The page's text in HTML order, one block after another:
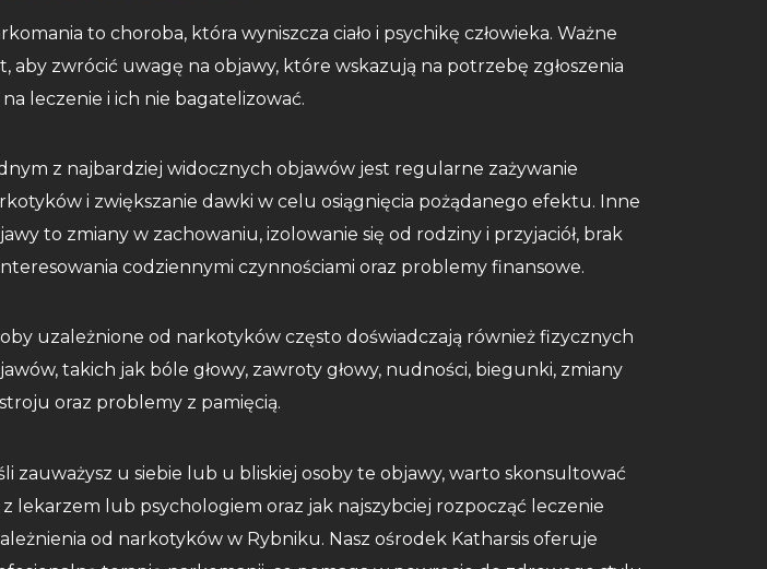
to choroba, która wyniszcza ciało i psychikę człowieka. Ważne
aby zwrócić uwagę na objawy, które wskazują na potrzebę zgłoszenia
na leczenie i ich nie bagatelizować.
z najbardziej widocznych objawów jest regularne zażywanie
i zwiększanie dawki w celu osiągnięcia pożądanego efektu. Inne
to zmiany w zachowaniu, izolowanie się od rodziny i przyjaciół, brak
codziennymi czynnościami oraz problemy finansowe.
uzależnione od narkotyków często doświadczają również fizycznych
takich jak bóle głowy, zawroty głowy, nudności, biegunki, zmiany
oraz problemy z pamięcią.
zauważysz u siebie lub u bliskiej osoby te objawy, warto skonsultować
z lekarzem lub psychologiem oraz jak najszybciej rozpocząć leczenie
od narkotyków w Rybniku. Nasz ośrodek Katharsis oferuje